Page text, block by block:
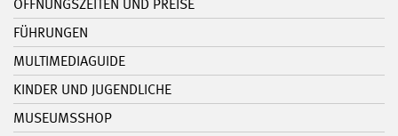
ÖFFNUNGSZEITEN UND PREISE
FÜHRUNGEN
MULTIMEDIAGUIDE
KINDER UND JUGENDLICHE
MUSEUMSSHOP